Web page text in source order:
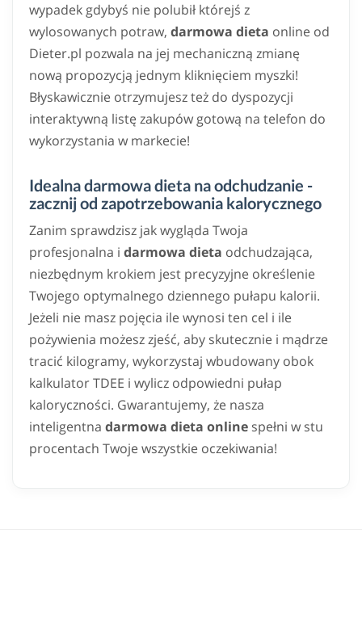
wypadek gdybyś nie polubił którejś z
wylosowanych potraw, darmowa dieta online od
Dieter.pl pozwala na jej mechaniczną zmianę
nową propozycją jednym kliknięciem myszki!
Błyskawicznie otrzymujesz też do dyspozycji
interaktywną listę zakupów gotową na telefon do
wykorzystania w markecie!
Idealna darmowa dieta na odchudzanie -
zacznij od zapotrzebowania kalorycznego
Zanim sprawdzisz jak wygląda Twoja
profesjonalna i darmowa dieta odchudzająca,
niezbędnym krokiem jest precyzyjne określenie
Twojego optymalnego dziennego pułapu kalorii.
Jeżeli nie masz pojęcia ile wynosi ten cel i ile
pożywienia możesz zjeść, aby skutecznie i mądrze
tracić kilogramy, wykorzystaj wbudowany obok
kalkulator TDEE i wylicz odpowiedni pułap
kaloryczności. Gwarantujemy, że nasza
inteligentna darmowa dieta online spełni w stu
procentach Twoje wszystkie oczekiwania!